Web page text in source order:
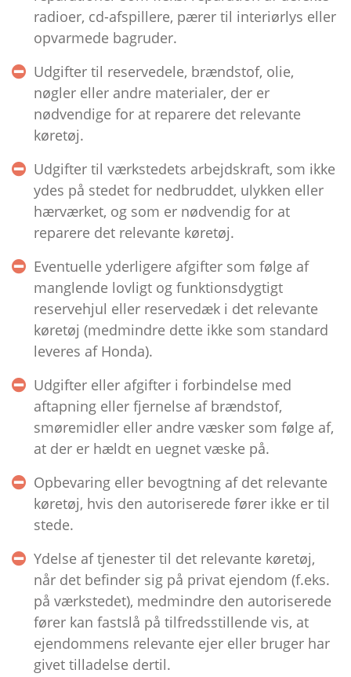
radioer, cd-afspillere, pærer til interiørlys eller
opvarmede bagruder.
Udgifter til reservedele, brændstof, olie,
nøgler eller andre materialer, der er
nødvendige for at reparere det relevante
køretøj.
Udgifter til værkstedets arbejdskraft, som ikke
ydes på stedet for nedbruddet, ulykken eller
hærværket, og som er nødvendig for at
reparere det relevante køretøj.
Eventuelle yderligere afgifter som følge af
manglende lovligt og funktionsdygtigt
reservehjul eller reservedæk i det relevante
køretøj (medmindre dette ikke som standard
leveres af Honda).
Udgifter eller afgifter i forbindelse med
aftapning eller fjernelse af brændstof,
smøremidler eller andre væsker som følge af,
at der er hældt en uegnet væske på.
Opbevaring eller bevogtning af det relevante
køretøj, hvis den autoriserede fører ikke er til
stede.
Ydelse af tjenester til det relevante køretøj,
når det befinder sig på privat ejendom (f.eks.
på værkstedet), medmindre den autoriserede
fører kan fastslå på tilfredsstillende vis, at
ejendommens relevante ejer eller bruger har
givet tilladelse dertil.